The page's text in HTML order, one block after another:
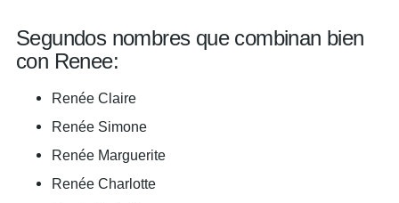
Segundos nombres que combinan bien
con Renee:
Renée Claire
Renée Simone
Renée Marguerite
Renée Charlotte